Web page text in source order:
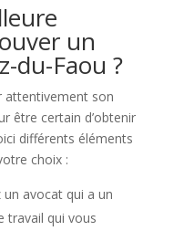
un
du-Faou ?
attentivement son
être certain d’obtenir
différents éléments
choix :
un avocat qui a un
travail qui vous